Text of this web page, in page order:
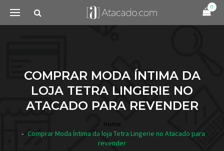
0
COMPRAR MODA ÍNTIMA DA
LOJA TETRA LINGERIE NO
ATACADO PARA REVENDER
Home
Comprar Moda Íntima da loja Tetra Lingerie no Atacado para
revender